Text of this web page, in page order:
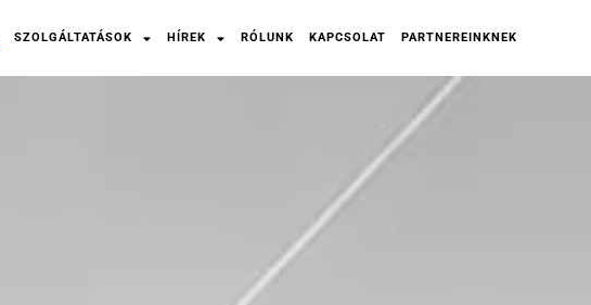
SZOLGÁLTATÁSOK HÍREK RÓLUNK KAPCSOLAT PARTNEREINKNEK